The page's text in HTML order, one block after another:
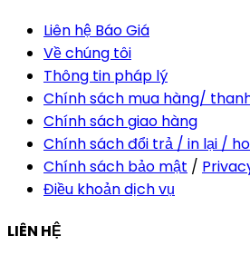
Liên hệ Báo Giá
Về chúng tôi
Thông tin pháp lý
Chính sách mua hàng/
Chính sách giao hàng
Chính sách đổi trả / in lại /
Chính sách bảo mật /
Điều khoản dịch vụ
LIÊN HỆ